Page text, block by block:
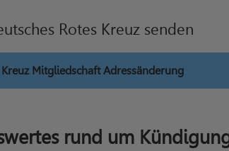
Rotes Kreuz senden
Mitgliedschaft Adressänderung
rund um